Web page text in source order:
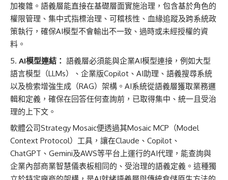
加複雜。語義層能直接在基礎層面實施治理，包含基於角色的
權限管理、集中式指標治理、可稽核性、血緣追蹤及跨系統政
策執行，確保AI模型不會輸出不一致、過時或未經授權的資
料。
AI模型連結： 語義層必須能與企業AI模型連接，例如大型
語言模型（LLMs）、企業版Copilot、AI助理、語義搜尋系統
以及檢索增強生成（RAG）架構。AI系統從語義層獲取業務邏
輯和定義，確保在回答任何查詢前，已取得集中、統一且受治
理的上下文。
軟體公司Strategy Mosaic便透過其Mosaic MCP（Model
Context Protocol）工具，讓在Claude、Copilot、
ChatGPT、Gemini及AWS等平台上運行的AI代理，能查詢與
企業內部商業智慧儀表板相同的、受治理的語義定義。這種獨